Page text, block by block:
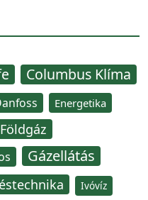
Columbus Klíma
Energetika
Földgáz
Gázellátás
Ivóvíz